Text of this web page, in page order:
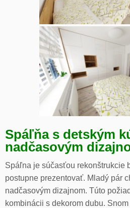
Spáľňa s detským
nadčasovým
Spáľna je súčasťou rekonštrukcie
postupne prezentovať. Mladý pár
nadčasovým dizajnom. Túto
kombinácii s dekorom dubu.